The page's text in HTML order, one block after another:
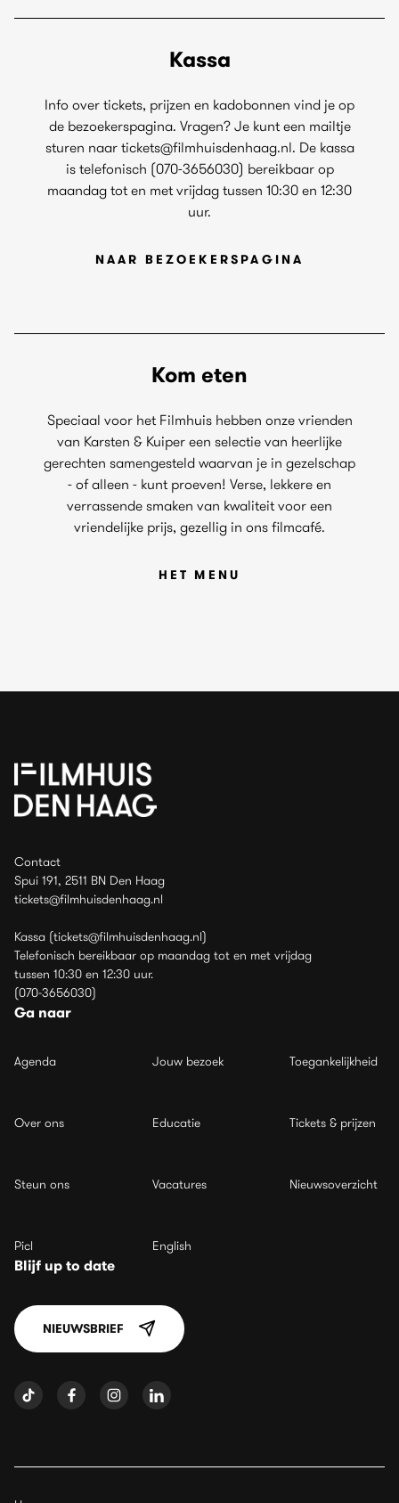
Kassa
Info over tickets, prijzen en kadobonnen vind je op
de bezoekerspagina. Vragen? Je kunt een mailtje
sturen naar tickets@filmhuisdenhaag.nl. De kassa
is telefonisch (070-3656030) bereikbaar op
maandag tot en met vrijdag tussen 10:30 en 12:30
uur.
NAAR BEZOEKERSPAGINA
Kom eten
Speciaal voor het Filmhuis hebben onze vrienden
van Karsten & Kuiper een selectie van heerlijke
gerechten samengesteld waarvan je in gezelschap
- of alleen - kunt proeven! Verse, lekkere en
verrassende smaken van kwaliteit voor een
vriendelijke prijs, gezellig in ons filmcafé.
HET MENU
Contact
Spui 191, 2511 BN Den Haag
tickets@filmhuisdenhaag.nl
Kassa (tickets@filmhuisdenhaag.nl)
Telefonisch bereikbaar op maandag tot en met vrijdag
tussen 10:30 en 12:30 uur.
(070-3656030)
Ga naar
Agenda Jouw bezoek Toegankelijkheid
Over ons Educatie Tickets & prijzen
Steun ons Vacatures Nieuwsoverzicht
Picl English
Blijf up to date
NIEUWSBRIEF